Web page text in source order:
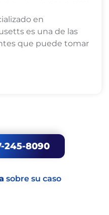
en
es una de las
que puede tomar
245-8090
sobre su caso